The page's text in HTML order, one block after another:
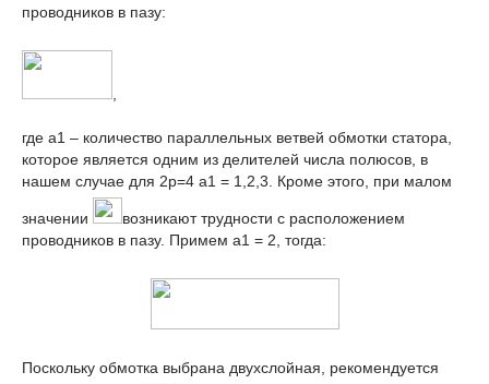
проводников в пазу:
где a1 – количество параллельных ветвей обмотки статора,
которое является одним из делителей числа полюсов, в
нашем случае для 2p=4 a1 = 1,2,3. Кроме этого, при малом
значении
возникают трудности с расположением
проводников в пазу. Примем a1 = 2, тогда:
Поскольку обмотка выбрана двухслойная, рекомендуется